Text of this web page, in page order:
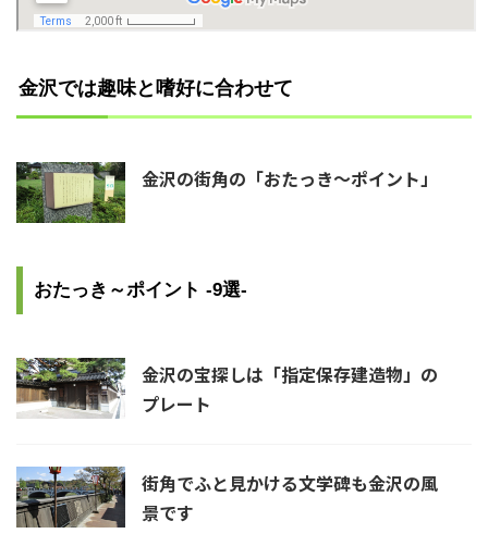
金沢では趣味と嗜好に合わせて
金沢の街角の「おたっき～ポイント」
おたっき～ポイント -9選-
金沢の宝探しは「指定保存建造物」の
プレート
街角でふと見かける文学碑も金沢の風
景です